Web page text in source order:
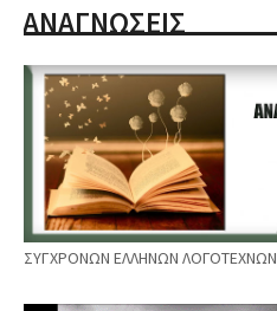
ΑΝΑΓΝΩΣΕΙΣ
ΣΥΓΧΡΟΝΩΝ ΕΛΛΗΝΩΝ ΛΟΓΟΤΕΧΝΩΝ